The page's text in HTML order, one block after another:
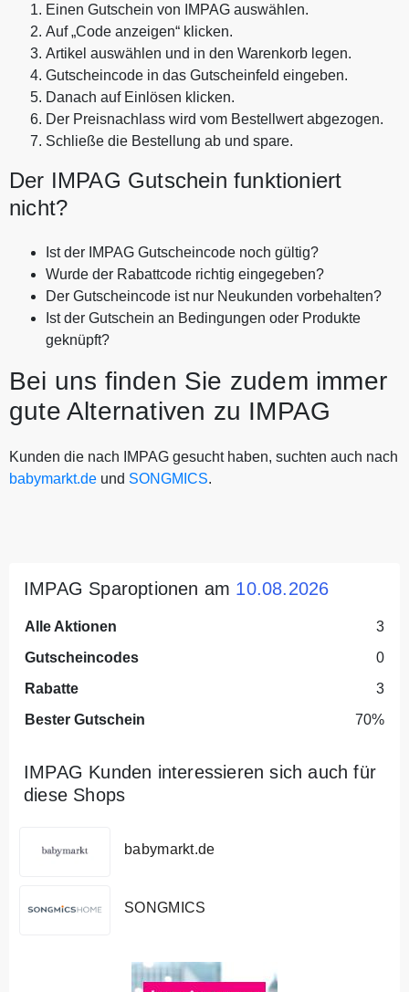
Einen Gutschein von IMPAG auswählen.
Auf „Code anzeigen“ klicken.
Artikel auswählen und in den Warenkorb legen.
Gutscheincode in das Gutscheinfeld eingeben.
Danach auf Einlösen klicken.
Der Preisnachlass wird vom Bestellwert abgezogen.
Schließe die Bestellung ab und spare.
Der IMPAG Gutschein funktioniert
nicht?
Ist der IMPAG Gutscheincode noch gültig?
Wurde der Rabattcode richtig eingegeben?
Der Gutscheincode ist nur Neukunden vorbehalten?
Ist der Gutschein an Bedingungen oder Produkte
geknüpft?
Bei uns finden Sie zudem immer
gute Alternativen zu IMPAG
Kunden die nach IMPAG gesucht haben, suchten auch nach
babymarkt.de und SONGMICS.
IMPAG Sparoptionen am 10.08.2026
Alle Aktionen
3
Gutscheincodes
0
Rabatte
3
Bester Gutschein
70%
IMPAG Kunden interessieren sich auch für
diese Shops
babymarkt.de
SONGMICS